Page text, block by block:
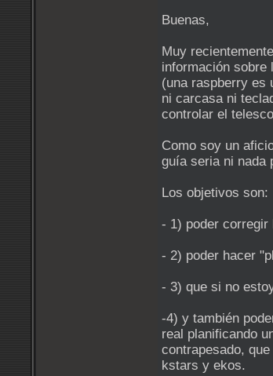
Buenas,
Muy
información sobre
(una raspberry es
ni carcasa ni
controlar el
Como soy un
guía seria ni nada
Los objetivos son:
- 1) poder corregir
- 2) poder hacer
- 3) que si no
-4) y también
real planificando
contrapesado,
kstars y ekos.